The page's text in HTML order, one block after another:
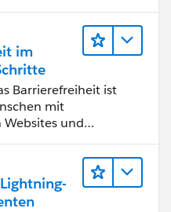
im
Barrierefreiheit ist
mit
und